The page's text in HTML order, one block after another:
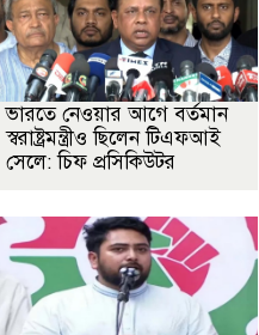
ভারতে নেওয়ার আগে বর্তমান
স্বরাষ্ট্রমন্ত্রীও ছিলেন টিএফআই
সেলে: চিফ প্রসিকিউটর